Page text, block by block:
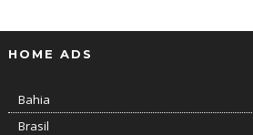
HOME ADS
Bahia
Brasil